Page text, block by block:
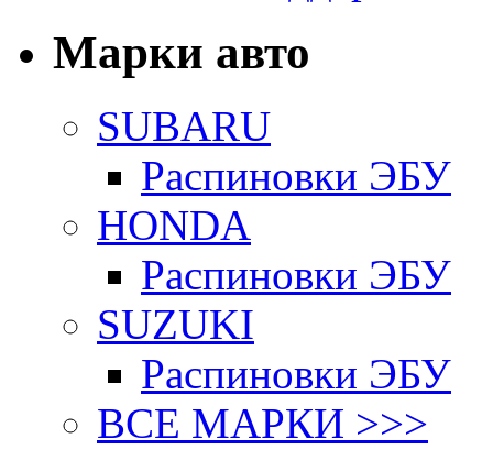
Марки авто
SUBARU
Распиновки ЭБУ
HONDA
Распиновки ЭБУ
SUZUKI
Распиновки ЭБУ
ВСЕ МАРКИ >>>